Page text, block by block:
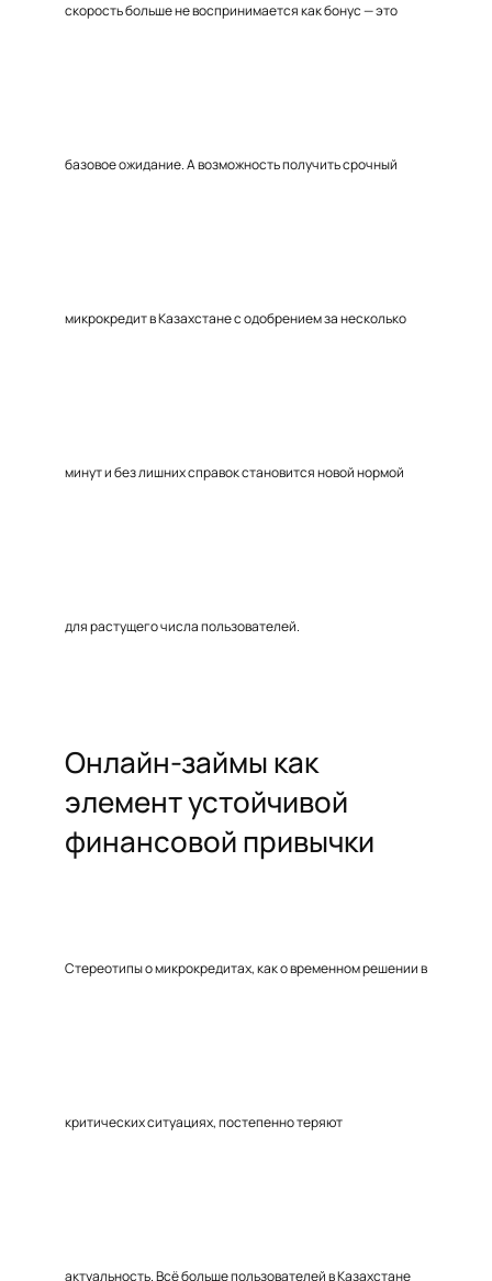
скорость больше не воспринимается как бонус — это
базовое ожидание. А возможность получить срочный
микрокредит в Казахстане с одобрением за несколько
минут и без лишних справок становится новой нормой
для растущего числа пользователей.
Онлайн-займы как
элемент устойчивой
финансовой привычки
Стереотипы о микрокредитах, как о временном решении в
критических ситуациях, постепенно теряют
актуальность. Всё больше пользователей в Казахстане